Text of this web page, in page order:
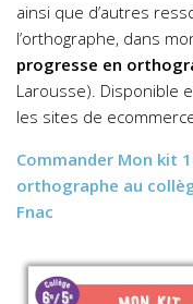
ainsi que d’autres
l’orthographe, dans
progresse en
Larousse). Disponible
les sites de
Commander Mon kit
orthographe au
Fnac